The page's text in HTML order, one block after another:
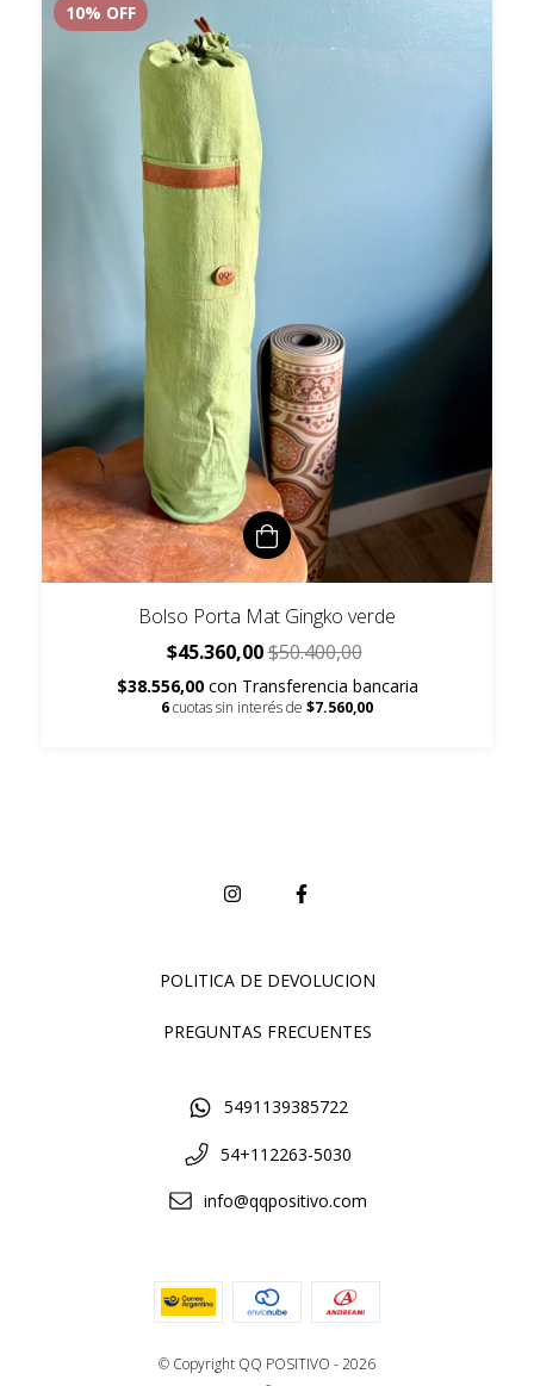
10% OFF
Bolso Porta Mat Gingko verde
$45.360,00$50.400,00
$38.556,00 con Transferencia bancaria
6cuotas sin interés de $7.560,00
POLITICA DE DEVOLUCION
PREGUNTAS FRECUENTES
5491139385722
54+112263-5030
info@qqpositivo.com
© Copyright QQ POSITIVO - 2026